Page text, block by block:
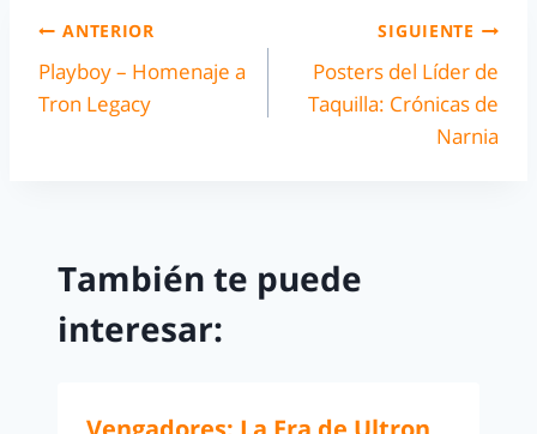
ANTERIOR
Playboy – Homenaje a
Tron Legacy
SIGUIENTE
Posters del Líder de
Taquilla: Crónicas de
Narnia
También te puede
interesar: